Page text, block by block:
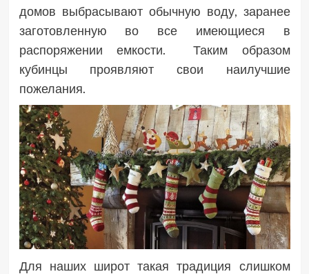
домов выбрасывают обычную воду, заранее
заготовленную во все имеющиеся в
распоряжении емкости. Таким образом
кубинцы проявляют свои наилучшие
пожелания.
Для наших широт такая традиция слишком